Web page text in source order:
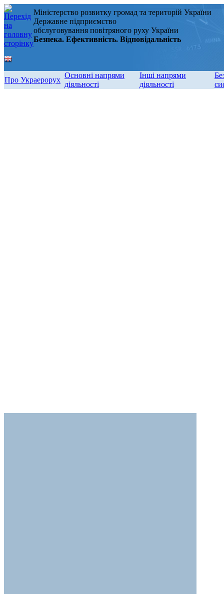
Міністерство розвитку громад та територій України
Державне підприємство
обслуговування повітряного руху України
Безпека. Ефективність. Відповідальність
Про Украерорух
Основні напрями
діяльності
Інші напрями
діяльності